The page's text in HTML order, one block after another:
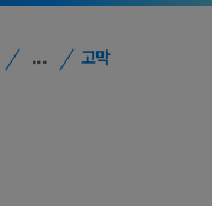
...
고막